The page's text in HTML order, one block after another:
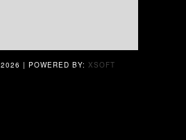
2026 | POWERED BY: XSOFT